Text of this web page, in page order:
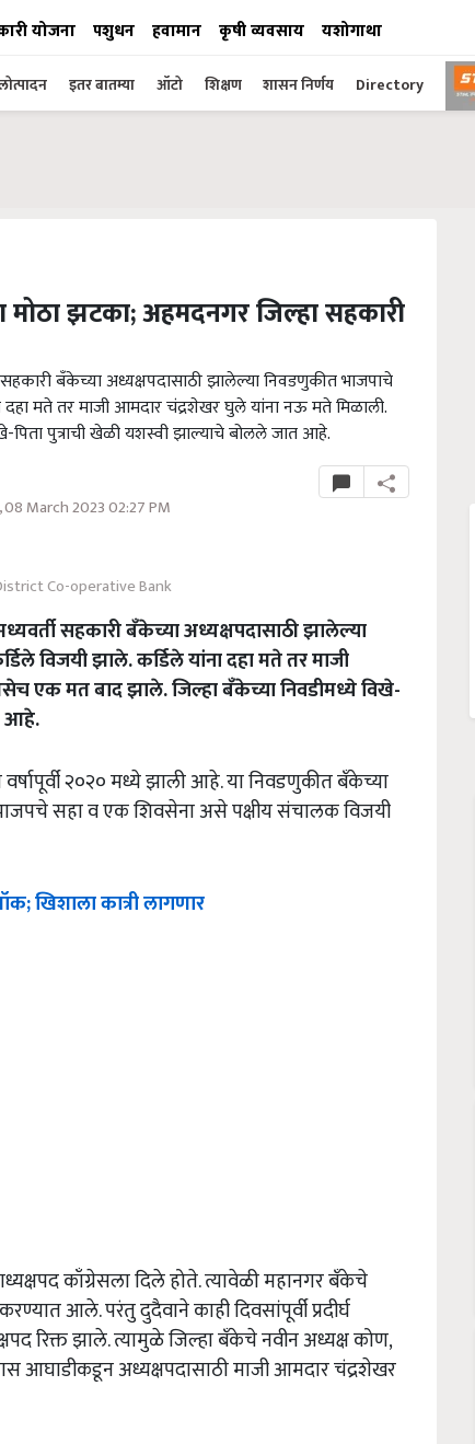
योजना पशुधन हवामान कृषी व्यवसाय यशोगाथा
इतर बातम्या ऑटो शिक्षण शासन निर्णय Directory
मोठा झटका; अहमदनगर जिल्हा सहकारी
बँकेच्या अध्यक्षपदासाठी झालेल्या निवडणुकीत भाजपाचे
दहा मते तर माजी आमदार चंद्रशेखर घुले यांना नऊ मते मिळाली.
पुत्राची खेळी यशस्वी झाल्याचे बोलले जात आहे.
March 2023 02:27 PM
Co-operative Bank
सहकारी बँकेच्या अध्यक्षपदासाठी झालेल्या
विजयी झाले. कर्डिले यांना दहा मते तर माजी
एक मत बाद झाले. जिल्हा बँकेच्या निवडीमध्ये विखे-
आहे.
२०२० मध्ये झाली आहे. या निवडणुकीत बँकेच्या
भाजपचे सहा व एक शिवसेना असे पक्षीय संचालक विजयी
खिशाला कात्री लागणार
काँग्रेसला दिले होते. त्यावेळी महानगर बँकेचे
आले. परंतु दुदैवाने काही दिवसांपूर्वी प्रदीर्घ
रिक्त झाले. त्यामुळे जिल्हा बँकेचे नवीन अध्यक्ष कोण,
आघाडीकडून अध्यक्षपदासाठी माजी आमदार चंद्रशेखर